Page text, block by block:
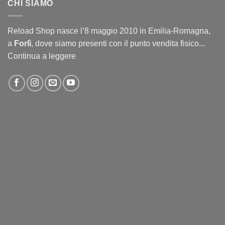
CHI SIAMO
Reload Shop nasce l’8 maggio 2010 in Emilia-Romagna,
a Forlì, dove siamo presenti con il punto vendita fisico...
Continua a leggere